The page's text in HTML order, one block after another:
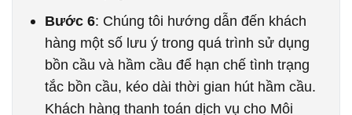
Bước 6: Chúng tôi hướng dẫn đến khách
hàng một số lưu ý trong quá trình sử dụng
bồn cầu và hầm cầu để hạn chế tình trạng
tắc bồn cầu, kéo dài thời gian hút hầm cầu.
Khách hàng thanh toán dịch vụ cho Môi